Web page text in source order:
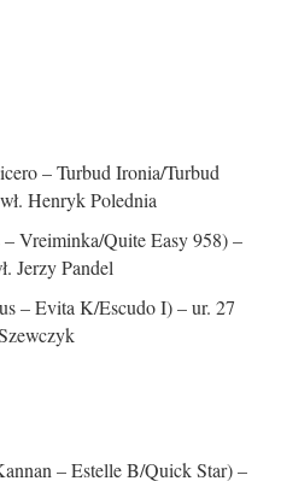
– Turbud Ironia/Turbud
Henryk Polednia
Vreiminka/Quite Easy 958) –
Jerzy Pandel
– Evita K/Escudo I) – ur. 27
– Estelle B/Quick Star) –